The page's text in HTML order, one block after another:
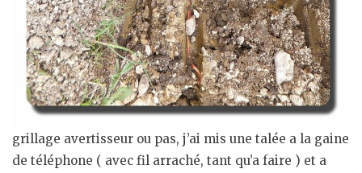
grillage avertisseur ou pas, j’ai mis une talée a la gaine
de téléphone ( avec fil arraché, tant qu’a faire ) et a